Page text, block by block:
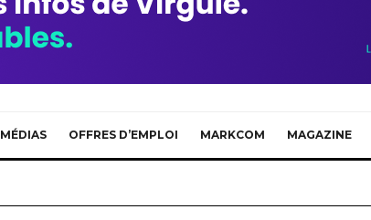
MÉDIAS OFFRES D’EMPLOI MARKCOM MAGAZINE